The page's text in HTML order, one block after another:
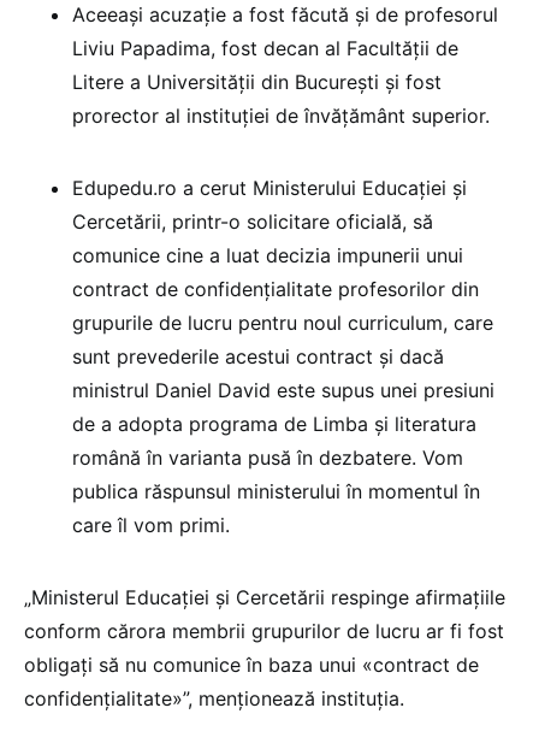
Aceeași acuzație a fost făcută și de profesorul
Liviu Papadima, fost decan al Facultății de
Litere a Universității din București și fost
prorector al instituției de învățământ superior.
Edupedu.ro a cerut Ministerului Educației și
Cercetării, printr-o solicitare oficială, să
comunice cine a luat decizia impunerii unui
contract de confidențialitate profesorilor din
grupurile de lucru pentru noul curriculum, care
sunt prevederile acestui contract și dacă
ministrul Daniel David este supus unei presiuni
de a adopta programa de Limba și literatura
română în varianta pusă în dezbatere. Vom
publica răspunsul ministerului în momentul în
care îl vom primi.
„Ministerul Educației și Cercetării respinge afirmațiile
conform cărora membrii grupurilor de lucru ar fi fost
obligați să nu comunice în baza unui «contract de
confidențialitate»”, menționează instituția.